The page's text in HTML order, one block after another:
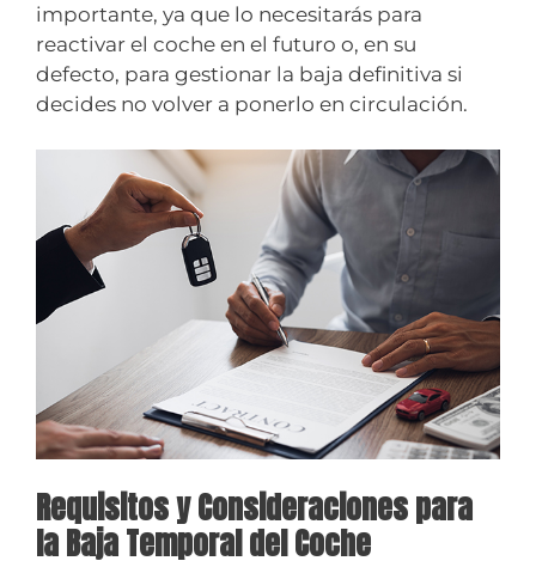
importante, ya que lo necesitarás para
reactivar el coche en el futuro o, en su
defecto, para gestionar la baja definitiva si
decides no volver a ponerlo en circulación.
Requisitos y Consideraciones para
la Baja Temporal del Coche